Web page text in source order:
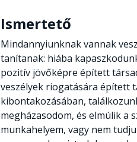
Ismertető
Mindannyiunknak vannak
tanítanak: hiába
pozitív jövőképre épített
veszélyek riogatására épített
kibontakozásában,
megházasodom, és elmúlik a
munkahelyem, vagy nem